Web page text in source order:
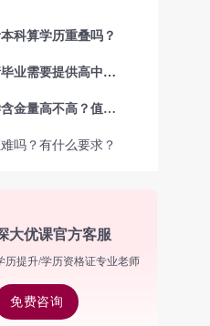
科算学历重叠吗？
自考大专申请毕业需要提供高中毕业证吗？
广东开放大学含金量高不高？值得报考吗？
吗？有什么要求？
大优课官方客服
历提升/学历资格证专业老师
免费咨询